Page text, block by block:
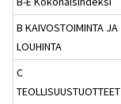
B KAIVOSTOIMINTA JA
LOUHINTA
C
TEOLLISUUSTUOTTEET